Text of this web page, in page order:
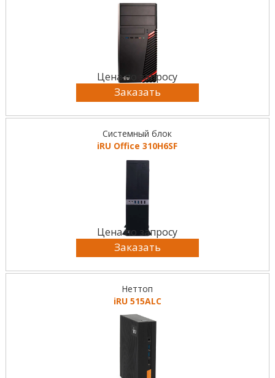
Цена по запросу
Заказать
Системный блок
iRU Office 310H6SF
Цена по запросу
Заказать
Неттоп
iRU 515ALC